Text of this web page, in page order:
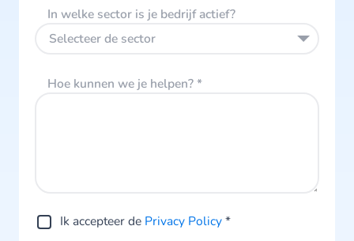
In welke sector is je bedrijf actief?
Selecteer de sector
Hoe kunnen we je helpen?*
Ik accepteer de Privacy Policy*